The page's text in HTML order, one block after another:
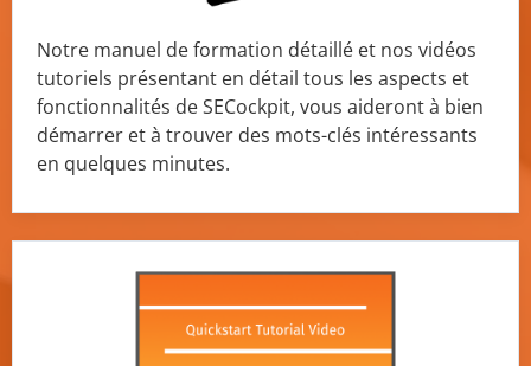
Notre manuel de formation détaillé et nos vidéos
tutoriels présentant en détail tous les aspects et
fonctionnalités de SECockpit, vous aideront à bien
démarrer et à trouver des mots-clés intéressants
en quelques minutes.